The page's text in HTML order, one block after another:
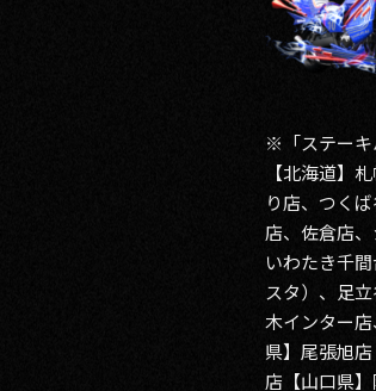
※「ステーキ
【北海道】
り店、つく
店、佐倉店
いわたき千
スタ）、足
木インター
県】尾張旭
店【山口県